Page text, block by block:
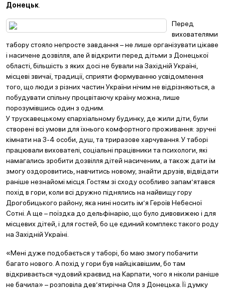
Донецьк
Перед
вихователями
табору стояло непросте завдання – не лише організувати цікаве
і насичене дозвілля, але й відкрити перед дітьми з Донецької
області, більшість з яких досі не бували на Західній Україні,
місцеві звичаї, традиції, сприяти формуванню усвідомлення
того, що люди з різних частин України нічим не відрізняються, а
побудувати спільну процвітаючу країну можна, лише
порозумівшись один з одним.
У трускавецькому єпархіальному будинку, де жили діти, були
створені всі умови для їхнього комфортного проживання: зручні
кімнати на 3-4 особи, душ, та триразове харчування. У таборі
працювали вихователі, соціальні працівники та психологи, які
намагались зробити дозвілля дітей насиченим, а також дати їм
змогу оздоровитись, навчитись новому, знайти друзів, відвідати
раніше незнайомі місця. Гостям зі сходу особливо запам’ятався
похід в гори, коли всі дружно піднялись на найвищу гору
Дрогобицького району, яка нині носить ім’я Героїв Небесної
Сотні. А ще – поїздка до дельфінарію, що було дивовижею і для
місцевих дітей, і для гостей, бо це єдиний комплекс такого роду
на Західній Україні.
«Мені дуже подобається у таборі, бо маю змогу побачити
багато нового. А похід у гори був найцікавішим, бо там
відкривається чудовий краєвид на Карпати, чого я ніколи раніше
не бачила» – розповіла дев’ятирічна Оля з Донецька. Її думку